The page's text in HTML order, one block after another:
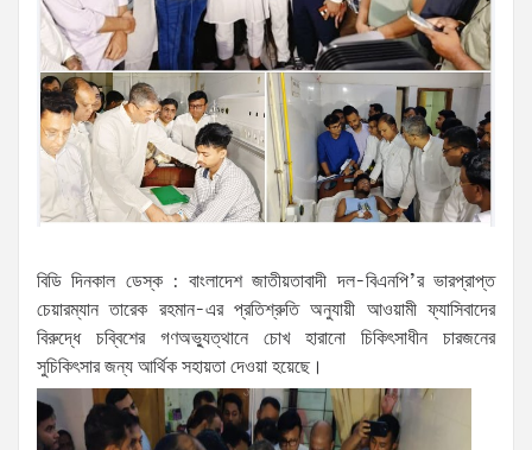
বিডি দিনকাল ডেস্ক : বাংলাদেশ জাতীয়তাবাদী দল-বিএনপি’র ভারপ্রাপ্ত
চেয়ারম্যান তারেক রহমান-এর প্রতিশ্রুতি অনুযায়ী আওয়ামী ফ্যাসিবাদের
বিরুদ্ধে চব্বিশের গণঅভ্যুত্থানে চোখ হারানো চিকিৎসাধীন চারজনের
সুচিকিৎসার জন্য আর্থিক সহায়তা দেওয়া হয়েছে।